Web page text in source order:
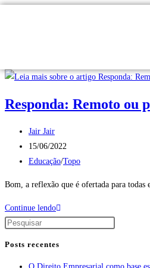
Responda: Remoto ou
Jair Jair
15/06/2022
Educação/Topo
Bom, a reflexão que é ofertada para todas
Continue lendo
Posts recentes